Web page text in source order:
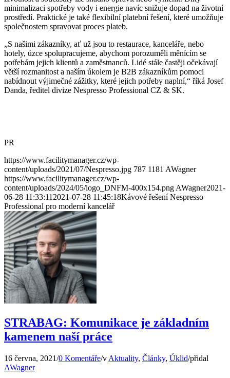
minimalizaci spotřeby vody i energie navíc snižuje dopad na životní
prostředí. Praktické je také flexibilní platební řešení, které umožňuje
společnostem spravovat proces plateb.
„S našimi zákazníky, ať už jsou to restaurace, kanceláře, nebo
hotely, úzce spolupracujeme, abychom porozuměli měnícím se
potřebám jejich klientů a zaměstnanců. Lidé stále častěji očekávají
větší rozmanitost a naším úkolem je B2B zákazníkům pomoci
nabídnout výjimečné zážitky, které jejich potřeby naplní,“ říká Josef
Danda, ředitel divize Nespresso Professional CZ & SK.
PR
https://www.facilitymanager.cz/wp-
content/uploads/2021/07/Nespresso.jpg 787 1181 AWagner
https://www.facilitymanager.cz/wp-
content/uploads/2024/05/logo_DNFM-400x154.pngAWagner2021-
06-28 11:33:112021-07-28 11:45:18Kávové řešení Nespresso
Professional pro moderní kancelář
STRABAG: Komunikace je základním
kamenem naší práce
16 června, 2021/0 Komentáře/v Aktuality, Články, Úklid/přidal
AWagner